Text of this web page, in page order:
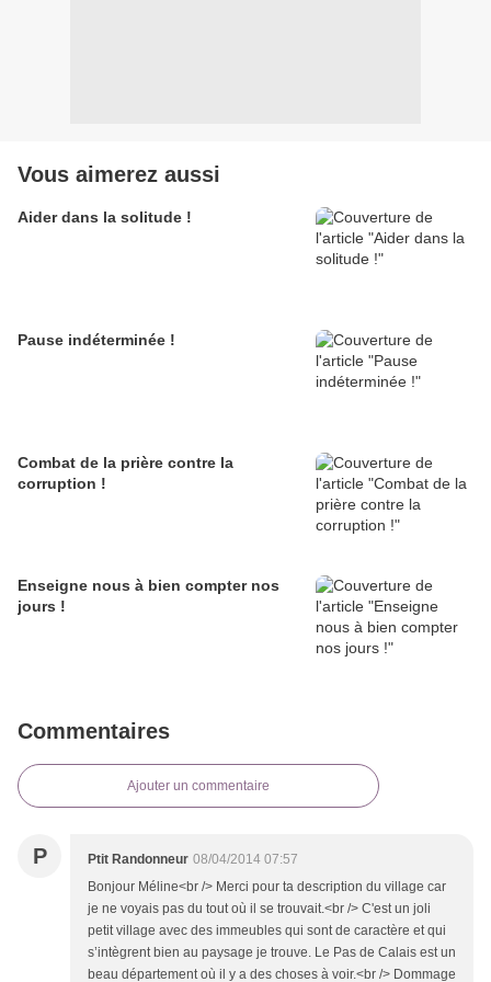
Vous aimerez aussi
Aider dans la solitude !
Pause indéterminée !
Combat de la prière contre la
corruption !
Enseigne nous à bien compter nos
jours !
Commentaires
Ajouter un commentaire
P Ptit Randonneur 08/04/2014 07:57
Bonjour Méline<br /> Merci pour ta description du village car
je ne voyais pas du tout où il se trouvait.<br /> C'est un joli
petit village avec des immeubles qui sont de caractère et qui
s’intègrent bien au paysage je trouve. Le Pas de Calais est un
beau département où il y a des choses à voir.<br /> Dommage